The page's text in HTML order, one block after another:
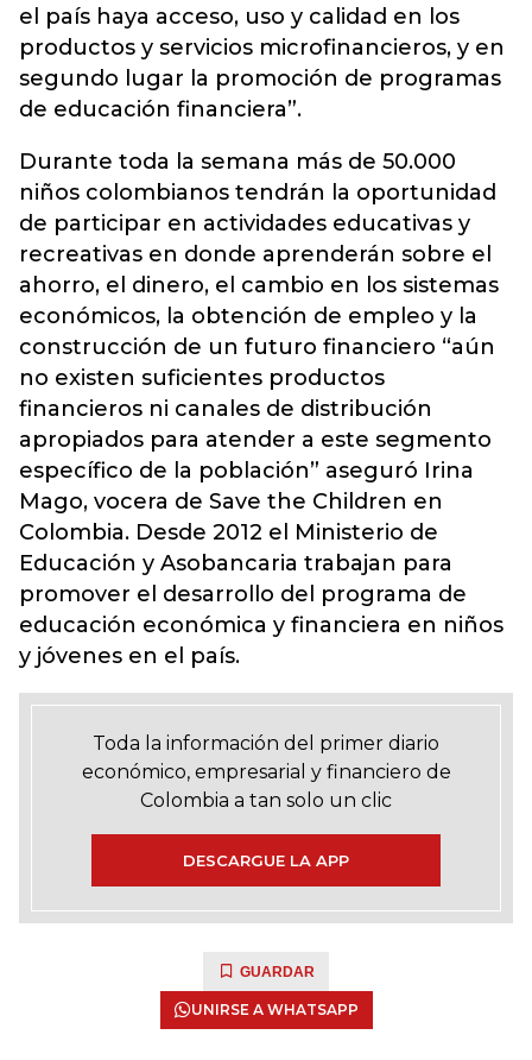
el país haya acceso, uso y calidad en los
productos y servicios microfinancieros, y en
segundo lugar la promoción de programas
de educación financiera”.
Durante toda la semana más de 50.000
niños colombianos tendrán la oportunidad
de participar en actividades educativas y
recreativas en donde aprenderán sobre el
ahorro, el dinero, el cambio en los sistemas
económicos, la obtención de empleo y la
construcción de un futuro financiero “aún
no existen suficientes productos
financieros ni canales de distribución
apropiados para atender a este segmento
específico de la población” aseguró Irina
Mago, vocera de Save the Children en
Colombia. Desde 2012 el Ministerio de
Educación y Asobancaria trabajan para
promover el desarrollo del programa de
educación económica y financiera en niños
y jóvenes en el país.
Toda la información del primer diario
económico, empresarial y financiero de
Colombia a tan solo un clic
DESCARGUE LA APP
GUARDAR
UNIRSE A WHATSAPP